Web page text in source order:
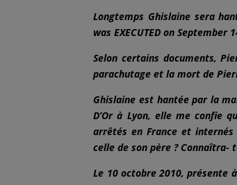
Longtemps Ghislaine sera
was EXECUTED on
Selon certains documents,
parachutage et la mort de
Ghislaine est hantée par la
D’Or à Lyon, elle me confie
arrêtés en France et
celle de son père ? Connaîtra-
Le 10 octobre 2010, présente